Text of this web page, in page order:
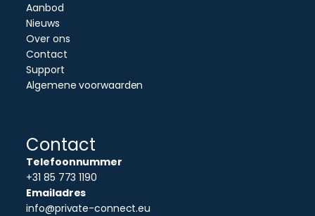
Aanbod
Nieuws
Over ons
Contact
Support
Algemene voorwaarden
Contact
Telefoonnummer
+31 85 773 1190
Emailadres
info@private-connect.eu